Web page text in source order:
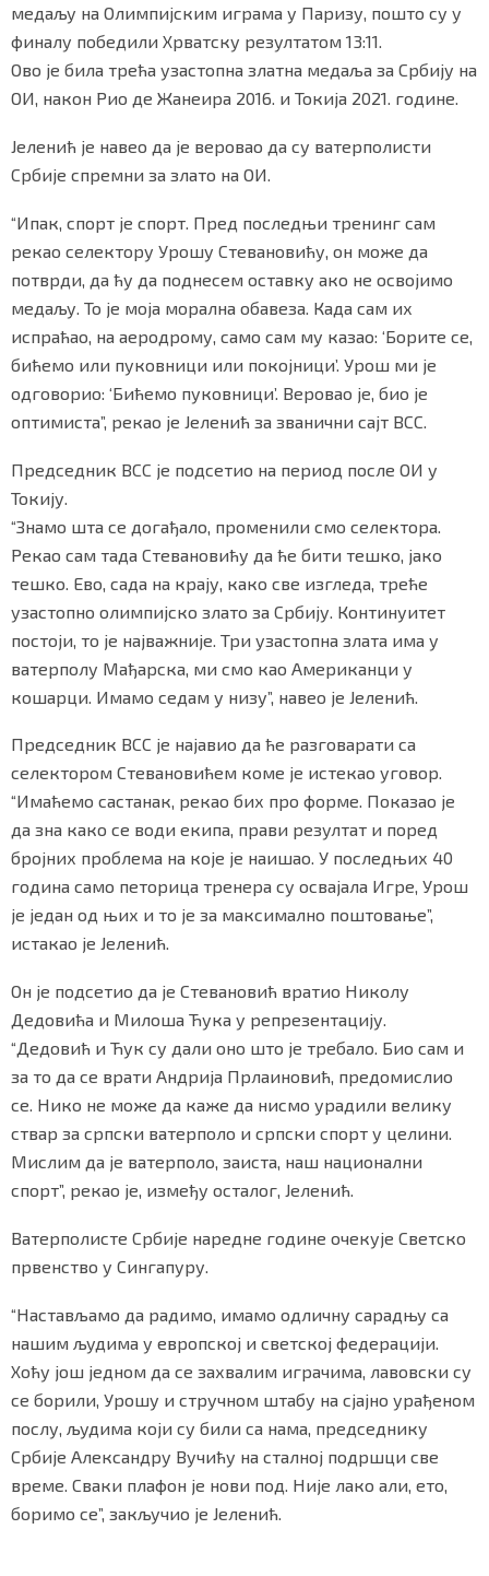
медаљу на Олимпијским играма у Паризу, пошто су у
финалу победили Хрватску резултатом 13:11.
Ово је била трећа узастопна златна медаља за Србију на
ОИ, након Рио де Жанеира 2016. и Токија 2021. године.
Јеленић је навео да је веровао да су ватерполисти
Србије спремни за злато на ОИ.
“Ипак, спорт је спорт. Пред последњи тренинг сам
рекао селектору Урошу Стевановићу, он може да
потврди, да ћу да поднесем оставку ако не освојимо
медаљу. То је моја морална обавеза. Када сам их
испраћао, на аеродрому, само сам му казао: ‘Борите се,
бићемо или пуковници или покојници’. Урош ми је
одговорио: ‘Бићемо пуковници’. Веровао је, био је
оптимиста”, рекао је Јеленић за званични сајт ВСС.
Председник ВСС је подсетио на период после ОИ у
Токију.
“Знамо шта се догађало, променили смо селектора.
Рекао сам тада Стевановићу да ће бити тешко, јако
тешко. Ево, сада на крају, како све изгледа, треће
узастопно олимпијско злато за Србију. Континуитет
постоји, то је најважније. Три узастопна злата има у
ватерполу Мађарска, ми смо као Американци у
кошарци. Имамо седам у низу”, навео је Јеленић.
Председник ВСС је најавио да ће разговарати са
селектором Стевановићем коме је истекао уговор.
“Имаћемо састанак, рекао бих про форме. Показао је
да зна како се води екипа, прави резултат и поред
бројних проблема на које је наишао. У последњих 40
година само петорица тренера су освајала Игре, Урош
је један од њих и то је за максимално поштовање”,
истакао је Јеленић.
Он је подсетио да је Стевановић вратио Николу
Дедовића и Милоша Ћука у репрезентацију.
“Дедовић и Ћук су дали оно што је требало. Био сам и
за то да се врати Андрија Прлаиновић, предомислио
се. Нико не може да каже да нисмо урадили велику
ствар за српски ватерполо и српски спорт у целини.
Мислим да је ватерполо, заиста, наш национални
спорт”, рекао је, између осталог, Јеленић.
Ватерполисте Србије наредне године очекује Светско
првенство у Сингапуру.
“Настављамо да радимо, имамо одличну сарадњу са
нашим људима у европској и светској федерацији.
Хоћу још једном да се захвалим играчима, лавовски су
се борили, Урошу и стручном штабу на сјајно урађеном
послу, људима који су били са нама, председнику
Србије Александру Вучићу на сталној подршци све
време. Сваки плафон је нови под. Није лако али, ето,
боримо се”, закључио је Јеленић.
ЖИВОТ И СТИЛ
СПОРТ
ПРАТИТЕ НАС
Маркетинг|Услови коришћења|Политика
ПРЕУЗМИТЕ НАШУ АПЛИКАЦИЈУ